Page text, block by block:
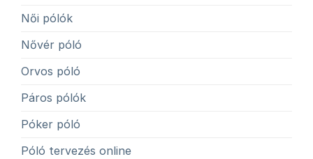
Női pólók
Nővér póló
Orvos póló
Páros pólók
Póker póló
Póló tervezés online